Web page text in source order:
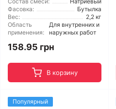
Фасовка:
Бутылка
Вес:
2,2 кг
Область
применения:
Для внутренних и
наружных работ
158.95 грн
В корзину
Популярный